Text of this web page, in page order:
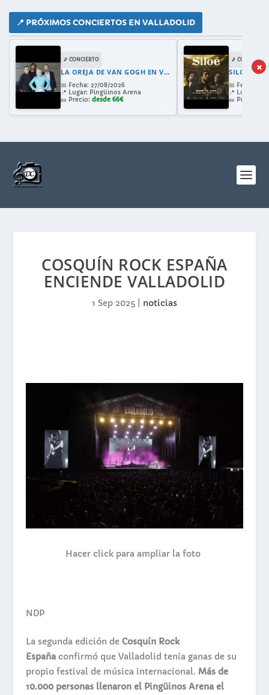
📍 PRÓXIMOS CONCIERTOS EN VALLADOLID
🎵 CONCIERTO
LA OREJA DE VAN GOGH EN VALLADOLID 2026: GIRA 30 ANIVERSARIO CON AMAIA MONTERO
📅 Fecha: 27/08/2026
📍 Lugar: Pingüinos Arena
🎫 Precio: desde 66€
🎵 CONCIERTO
SILOE EN
📅 Fecha:
📍 Lugar:
🎫 Precio:
×
COSQUÍN ROCK ESPAÑA
ENCIENDE VALLADOLID
1 Sep 2025 noticias
Hacer click para ampliar la foto
NDP
La segunda edición de Cosquín Rock
España confirmó que Valladolid tenía ganas de su
propio festival de música internacional. Más de
10.000 personas llenaron el Pingüinos Arena el